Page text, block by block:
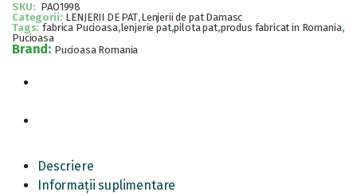
SKU: PAO1998
Categorii: LENJERII DE PAT,Lenjerii de pat Damasc
Tags: fabrica Pucioasa,lenjerie pat,pilota pat,produs fabricat in Romania,
Pucioasa
Brand: Pucioasa Romania
Descriere
Informații suplimentare